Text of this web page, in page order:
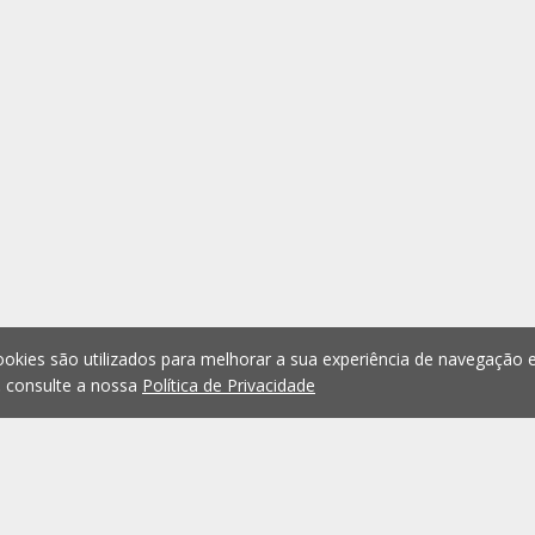
são utilizados para melhorar a sua experiência de navegação
a nossa Política de Privacidade